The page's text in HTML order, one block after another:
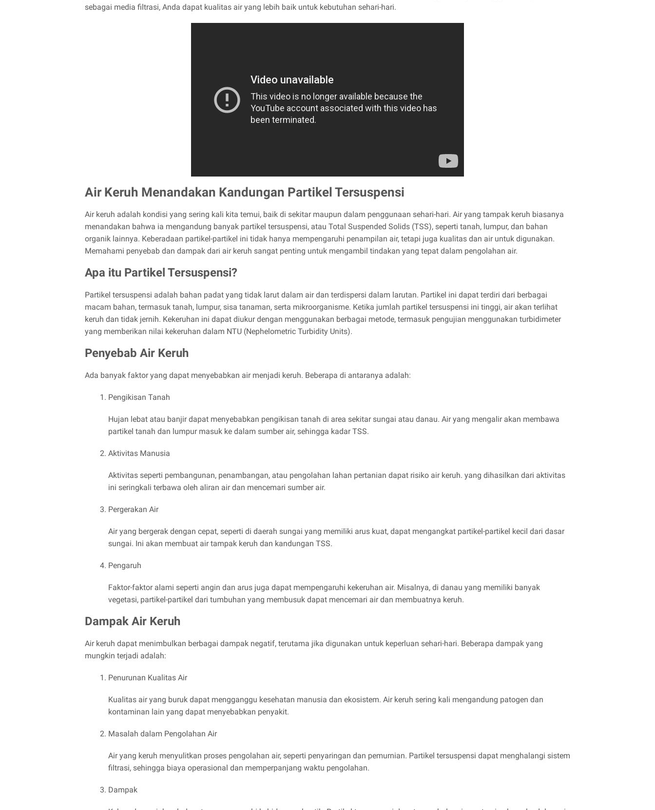
sebagai media filtrasi, Anda dapat kualitas air yang lebih baik untuk kebutuhan sehari-hari.
Air Keruh Menandakan Kandungan Partikel Tersuspensi
Air keruh adalah kondisi yang sering kali kita temui, baik di sekitar maupun dalam penggunaan sehari-hari. Air yang tampak keruh biasanya
menandakan bahwa ia mengandung banyak partikel tersuspensi, atau Total Suspended Solids (TSS), seperti tanah, lumpur, dan bahan
organik lainnya. Keberadaan partikel-partikel ini tidak hanya mempengaruhi penampilan air, tetapi juga kualitas dan air untuk digunakan.
Memahami penyebab dan dampak dari air keruh sangat penting untuk mengambil tindakan yang tepat dalam pengolahan air.
Apa itu Partikel Tersuspensi?
Partikel tersuspensi adalah bahan padat yang tidak larut dalam air dan terdispersi dalam larutan. Partikel ini dapat terdiri dari berbagai
macam bahan, termasuk tanah, lumpur, sisa tanaman, serta mikroorganisme. Ketika jumlah partikel tersuspensi ini tinggi, air akan terlihat
keruh dan tidak jernih. Kekeruhan ini dapat diukur dengan menggunakan berbagai metode, termasuk pengujian menggunakan turbidimeter
yang memberikan nilai kekeruhan dalam NTU (Nephelometric Turbidity Units).
Penyebab Air Keruh
Ada banyak faktor yang dapat menyebabkan air menjadi keruh. Beberapa di antaranya adalah:
Pengikisan Tanah
Hujan lebat atau banjir dapat menyebabkan pengikisan tanah di area sekitar sungai atau danau. Air yang mengalir akan membawa
partikel tanah dan lumpur masuk ke dalam sumber air, sehingga kadar TSS.
Aktivitas Manusia
Aktivitas seperti pembangunan, penambangan, atau pengolahan lahan pertanian dapat risiko air keruh. yang dihasilkan dari aktivitas
ini seringkali terbawa oleh aliran air dan mencemari sumber air.
Pergerakan Air
Air yang bergerak dengan cepat, seperti di daerah sungai yang memiliki arus kuat, dapat mengangkat partikel-partikel kecil dari dasar
sungai. Ini akan membuat air tampak keruh dan kandungan TSS.
Pengaruh
Faktor-faktor alami seperti angin dan arus juga dapat mempengaruhi kekeruhan air. Misalnya, di danau yang memiliki banyak
vegetasi, partikel-partikel dari tumbuhan yang membusuk dapat mencemari air dan membuatnya keruh.
Dampak Air Keruh
Air keruh dapat menimbulkan berbagai dampak negatif, terutama jika digunakan untuk keperluan sehari-hari. Beberapa dampak yang
mungkin terjadi adalah:
Penurunan Kualitas Air
Kualitas air yang buruk dapat mengganggu kesehatan manusia dan ekosistem. Air keruh sering kali mengandung patogen dan
kontaminan lain yang dapat menyebabkan penyakit.
Masalah dalam Pengolahan Air
Air yang keruh menyulitkan proses pengolahan air, seperti penyaringan dan pemurnian. Partikel tersuspensi dapat menghalangi sistem
filtrasi, sehingga biaya operasional dan memperpanjang waktu pengolahan.
Dampak